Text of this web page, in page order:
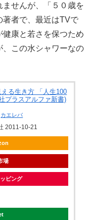
せんが、「５０歳を
著者で、最近はTVで
健康と若さを保つため
この水シャワーなの
る生き方 「人生100
プラスアルファ新書)
カエレバ
2011-10-21
場
ピング